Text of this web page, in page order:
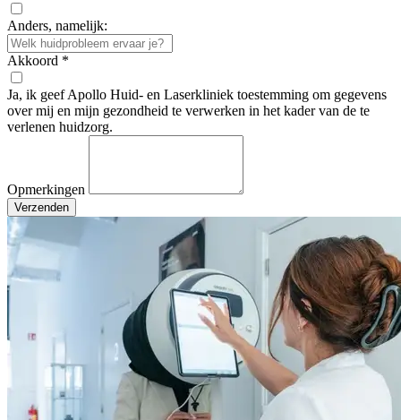
Anders, namelijk:
Akkoord *
Ja, ik geef Apollo Huid- en Laserkliniek toestemming om gegevens
over mij en mijn gezondheid te verwerken in het kader van de te
verlenen huidzorg.
Opmerkingen
Verzenden